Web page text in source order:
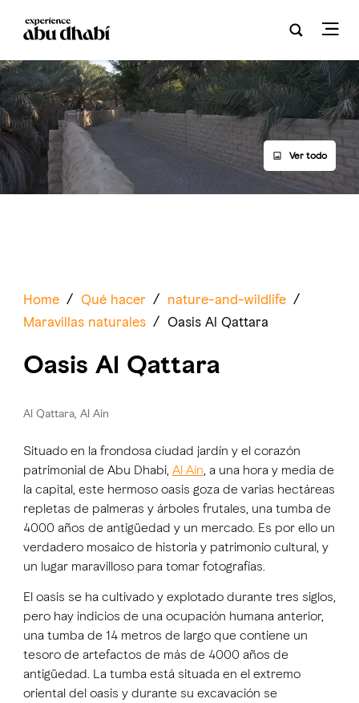
Ver todo
Home / Qué hacer / nature-and-wildlife /
Maravillas naturales / Oasis Al Qattara
Oasis Al Qattara
Al Qattara, Al Ain
Situado en la frondosa ciudad jardín y el corazón
patrimonial de Abu Dhabi, Al Ain , a una hora y media de
la capital, este hermoso oasis goza de varias hectáreas
repletas de palmeras y árboles frutales, una tumba de
4000 años de antigüedad y un mercado. Es por ello un
verdadero mosaico de historia y patrimonio cultural, y
un lugar maravilloso para tomar fotografías.
El oasis se ha cultivado y explotado durante tres siglos,
pero hay indicios de una ocupación humana anterior,
una tumba de 14 metros de largo que contiene un
tesoro de artefactos de más de 4000 años de
antigüedad. La tumba está situada en el extremo
oriental del oasis y durante su excavación se